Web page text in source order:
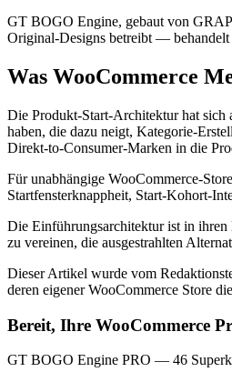
GT BOGO Engine, gebaut von
Original-Designs betreibt — behandelt
Was WooCommerce
Die Produkt-Start-Architektur hat sich
haben, die dazu neigt, Kategorie-
Direkt-to-Consumer-Marken in die
Für unabhängige WooCommerce-
Startfensterknappheit, Start-Kohort-
Die Einführungsarchitektur ist in
zu vereinen, die ausgestrahlten
Dieser Artikel wurde vom
deren eigener WooCommerce Store
Bereit, Ihre WooCommerce
GT BOGO Engine PRO — 46